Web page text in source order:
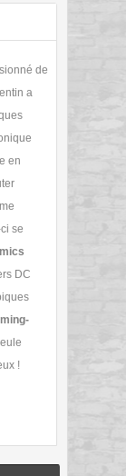
de
a
en
se
DC
!